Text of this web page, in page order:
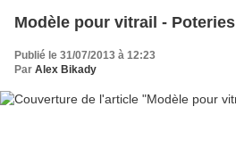
Modèle pour vitrail - Poteries
Publié le 31/07/2013 à 12:23
Par Alex Bikady